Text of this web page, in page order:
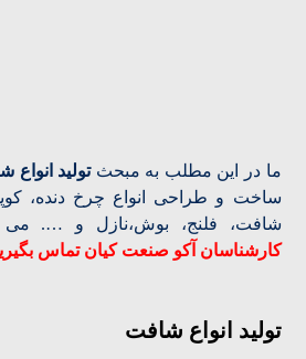
ما در این مطلب به مبحث تولید انواع
ساخت و طراحی انواع چرخ دنده،
شافت، فلنج، بوش،نازل و …. می
کارشناسان آکو صنعت کیان تماس
تولید انواع شافت